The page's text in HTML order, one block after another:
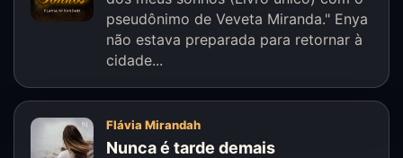
pseudônimo de Veveta Miranda." Enya
não estava preparada para retornar à
cidade...
Flávia Mirandah
Nunca é tarde demais